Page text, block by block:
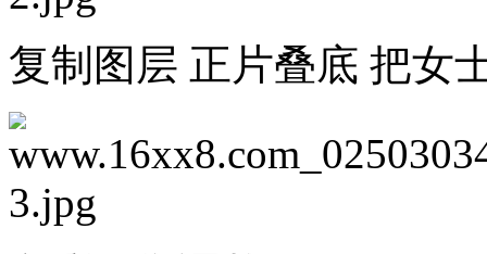
复制图层 正片叠底 把女